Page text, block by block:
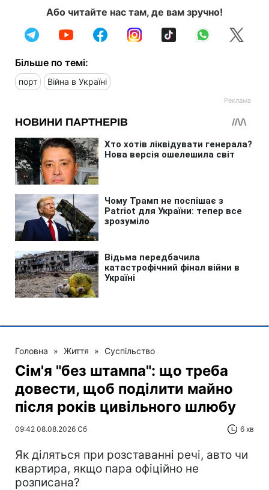
Або читайте нас там, де вам зручно!
Більше по темі:
порт Війна в Україні
Головна » Життя » Суспільство
Сім'я "без штампа": що треба
довести, щоб поділити майно
після років цивільного шлюбу
09:42 08.08.2026 Сб 6 хв
Як діляться при розставанні речі, авто чи
квартира, якщо пара офіційно не
розписана?